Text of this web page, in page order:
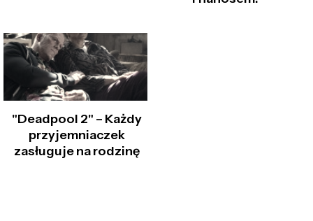
"Deadpool 2" – Każdy
przyjemniaczek
zasługuje na rodzinę